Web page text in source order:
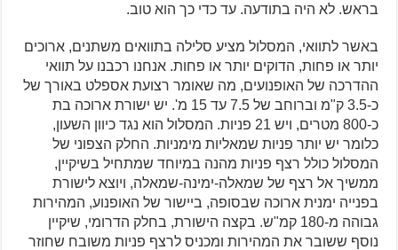
בראש. לא היה בתודעה. עד כדי כך הוא טוב.
באשר לתוואי, המסלול מציע סלילה בתוואים משתנים, ארוכים
יותר או פחות, הדוקים יותר או פחות. אנחנו רכבנו על תוואי
ההדרכה של האופנועים, מה שאומר רצועת אספלט באורך של
כ-3.5 ק"מ וברוחב של 7.5 עד 15 מ'. יש ישורת ארוכה בת
כ-800 מטרים, ויש 21 פניות. המסלול הוא נגד כיוון השעון,
כלומר יש יותר פניות שמאליות מימניות. החלק הצפוני של
המסלול כולל רצף פניות מהנה במיוחד שמתחיל בשיקיין,
ממשיך אל רצף של שמאלה-ימינה-שמאלה, ויוצא לישורת
בפנייה ימנית ארוכה שבסופה, ביישור של האופנוע, המהירות
גבוהה מ-180 קמ"ש. בקצה הישורת, בחלק הדרומי, שיקיין
נוסף ששובר את המהירות ומכניס לרצף פניות משובח שחוזר